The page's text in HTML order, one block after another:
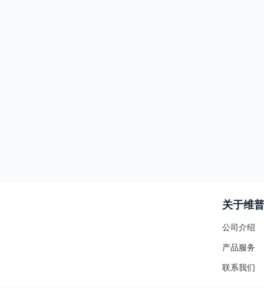
关于维普
公司介绍
产品服务
联系我们